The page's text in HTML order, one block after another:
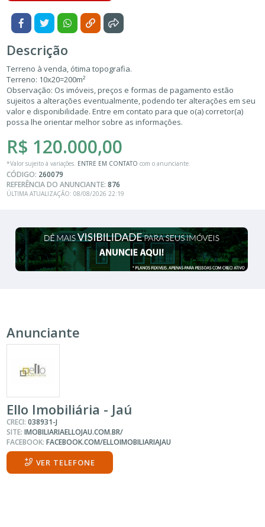
Descrição
Terreno à venda, ótima topografia.
Terreno: 10x20=200m²
Observação: Os imóveis, preços e formas de pagamento estão
sujeitos a alterações eventualmente, podendo ter alterações em seu
valor e disponibilidade. Entre em contato para que o(a) corretor(a)
possa lhe orientar melhor sobre as informações.
R$ 120.000,00
*Valor sujeito à variações. ENTRE EM CONTATO com o anunciante.
CÓDIGO: 260079
REFERÊNCIA DO ANUNCIANTE:876
ÚLTIMA ATUALIZAÇÃO: 08/08/2026 22:19
Anunciante
Ello Imobiliária - Jaú
CRECI:038931-J
SITE:IMOBILIARIAELLOJAU.COM.BR/
FACEBOOK:FACEBOOK.COM/ELLOIMOBILIARIAJAU
VER TELEFONE